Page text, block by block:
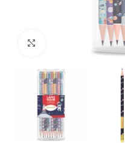
Clique para ampliar